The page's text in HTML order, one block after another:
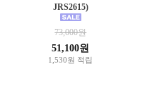
JRS2615)
73,000원
51,100원
1,530원 적립